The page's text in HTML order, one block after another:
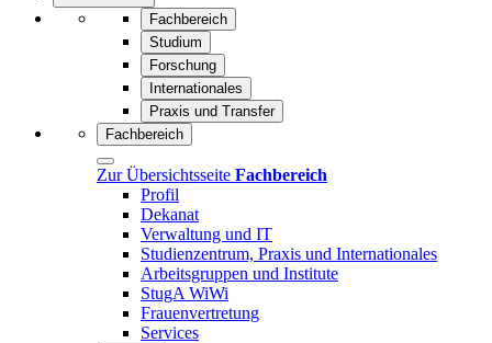
Fachbereich
Studium
Forschung
Internationales
Praxis und Transfer
Fachbereich
Zur Übersichtsseite Fachbereich
Profil
Dekanat
Verwaltung und IT
Studienzentrum, Praxis und Internationales
Arbeitsgruppen und Institute
StugA WiWi
Frauenvertretung
Services